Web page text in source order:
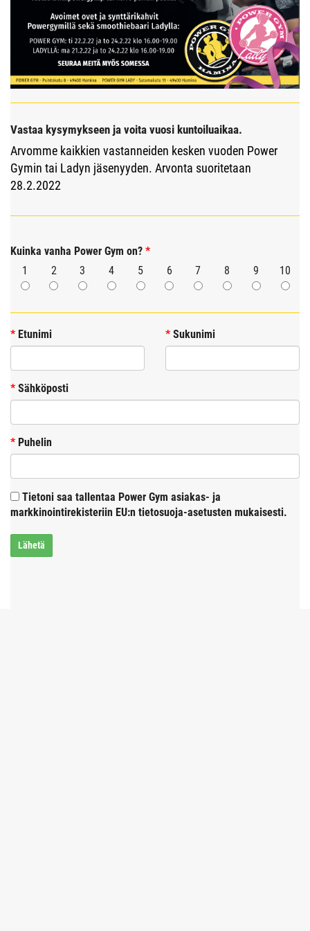
Vastaa kysymykseen ja voita vuosi kuntoiluaikaa.
Arvomme kaikkien vastanneiden kesken vuoden Power
Gymin tai Ladyn jäsenyyden. Arvonta suoritetaan
28.2.2022
Kuinka vanha Power Gym on? *
1
2 3 4 5 6 7 8 9 10
* Etunimi * Sukunimi
* Sähköposti
* Puhelin
Tietoni saa tallentaa Power Gym asiakas- ja
markkinointirekisteriin EU:n tietosuoja-asetusten mukaisesti.
Lähetä